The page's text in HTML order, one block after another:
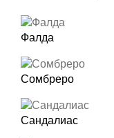
Фалда
Сомбреро
Сандалиас